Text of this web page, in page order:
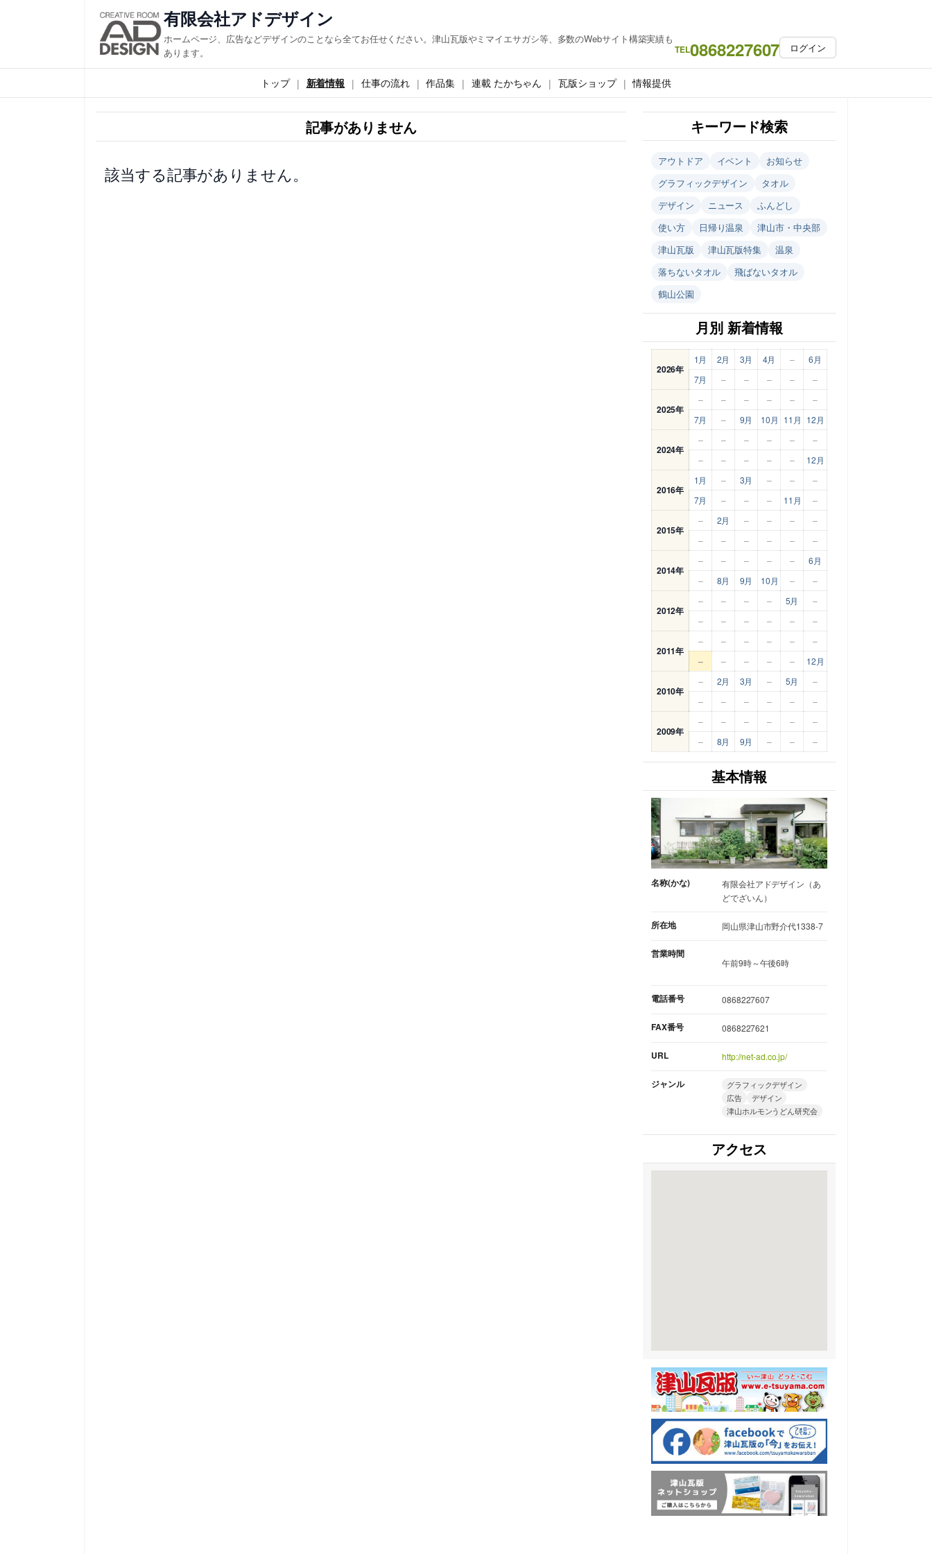
ス
キ
有限会社アドデザイン
ホームページ、広告などデザインのことなら全てお任せください。津山瓦版やミマイエサガシ等、多数のWebサイト構築実績も
あります。
TEL0868227607 ログイン
トップ 新着情報 仕事の流れ 作品集 連載 たかちゃん 瓦版ショップ 情報提供
記事がありません
該当する記事がありません。
キーワード検索
アウトドア イベント
お知らせ
グラフィックデザイン
タオル
デザイン
ニュース
ふんどし
使い方
日帰り温泉
津山市・中央部
津山瓦版
津山瓦版特集
温泉
落ちないタオル
飛ばないタオル
鶴山公園
月別 新着情報
2026年
1月 2月 3月 4月 –
6月
7月
– – – – –
2025年
– – – – –
–
7月
– 9月 10月 11月 12月
2024年
– – – – –
–
–
– – – – 12月
2016年
1月 – 3月 – –
–
7月
– – – 11月 –
2015年
– 2月 – – –
–
–
– – – – –
2014年
– – – – –
6月
–
8月 9月 10月 – –
2012年
– – – – 5月
–
–
– – – – –
2011年
– – – – – –
– – – – – 12月
2010年
– 2月 3月 – 5月
–
–
– – – – –
2009年
– – – – –
–
–
8月 9月 – – –
基本情報
名称(かな)
有限会社アドデザイン（あ
どでざいん）
所在地 岡山県津山市野介代1338-7
営業時間
午前9時～午後6時
電話番号 0868227607
FAX番号 0868227621
URL http://net-ad.co.jp/
ジャンル
グラフィックデザイン
広告
デザイン
津山ホルモンうどん研究会
アクセス